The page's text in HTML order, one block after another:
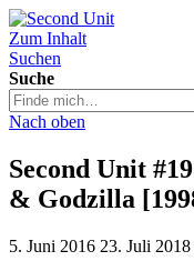
Second Unit
Zum Inhalt
Suchen
Suche
Suche
in
podcast.de/
Nach oben
Second Unit
& Godzilla
5. Juni 2016 23. Juli 2018